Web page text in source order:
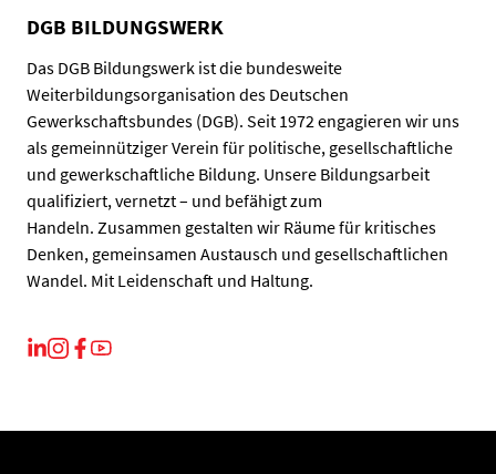
DGB BILDUNGSWERK
Das DGB Bildungswerk ist die bundesweite
Weiterbildungsorganisation des Deutschen
Gewerkschaftsbundes (DGB). Seit 1972 engagieren wir uns
als gemeinnütziger Verein für politische, gesellschaftliche
und gewerkschaftliche Bildung. Unsere Bildungsarbeit
qualifiziert, vernetzt – und befähigt zum
Handeln. Zusammen gestalten wir Räume für kritisches
Denken, gemeinsamen Austausch und gesellschaftlichen
Wandel. Mit Leidenschaft und Haltung.